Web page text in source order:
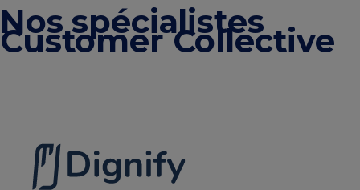
Nos spécialistes
Customer Collective